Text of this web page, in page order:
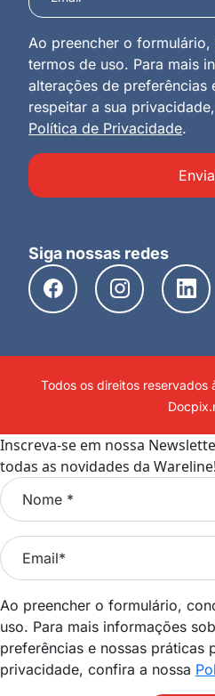
Ao preencher o
termos de uso. Para mais
alterações de preferências
respeitar a sua
Política de Privacidade.
Siga nossas redes
Todos os direitos reservados
Inscreva-se em nossa
todas as novidades da Wareline!
Ao preencher o formulário,
uso. Para mais informações
preferências e nossas práticas
privacidade, confira a nossa